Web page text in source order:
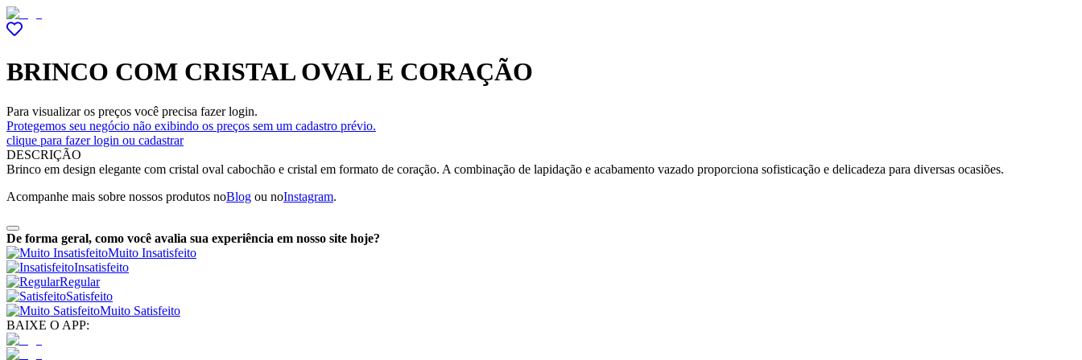
BRINCO COM CRISTAL OVAL E CORAÇÃO
Para visualizar os preços você precisa fazer login.
Protegemos seu negócio não exibindo os preços sem um cadastro prévio.
clique para fazer login ou cadastrar
DESCRIÇÃO
Brinco em design elegante com cristal oval cabochão e cristal em formato de coração. A combinação de lapidação e acabamento vazado proporciona sofisticação e delicadeza para diversas ocasiões.
Acompanhe mais sobre nossos produtos noBlog ou noInstagram.
De forma geral, como você avalia sua experiência em nosso site hoje?
Muito Insatisfeito
Insatisfeito
Regular
Satisfeito
Muito Satisfeito
BAIXE O APP: